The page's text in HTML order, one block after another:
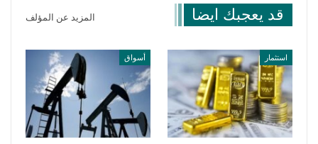
قد يعجبك ايضا المزيد عن المؤلف
استثمار أسواق